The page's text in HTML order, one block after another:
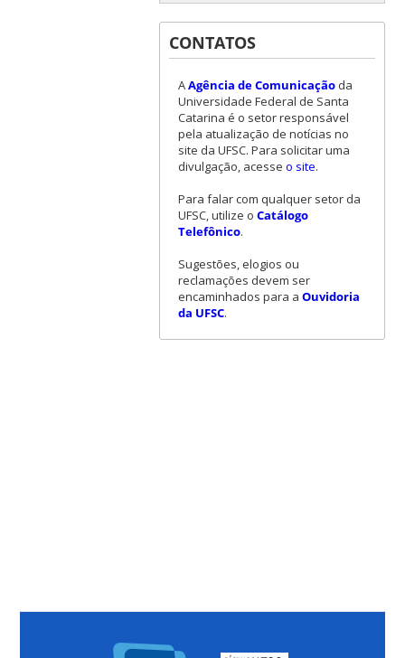
CONTATOS
AAgência de Comunicaçãoda
Universidade Federal de Santa
Catarina é o setor responsável
pela atualização de notícias no
site da UFSC. Para solicitar uma
divulgação, acesse o site.
Para falar com qualquer setor da
UFSC, utilize o Catálogo
Telefônico.
Sugestões, elogios ou
reclamações devem ser
encaminhados para a Ouvidoria
da UFSC.